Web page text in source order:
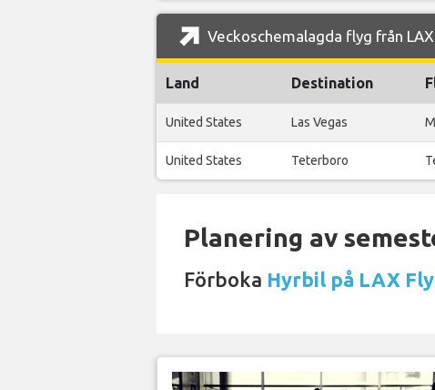
Veckoschemalagda flyg från
Land Destination
United States Las Vegas
United States Teterboro
Planering av
Förboka Hyrbil på LAX